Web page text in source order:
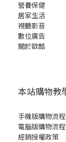
營養保健
居家生活
視聽影音
數位廣告
關於歐酷
本站購物教
手機版購物流
電腦版購物流
經銷授權政策